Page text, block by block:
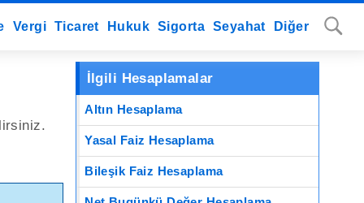
İlgili Hesaplamalar
Altın Hesaplama
Yasal Faiz Hesaplama
Bileşik Faiz Hesaplama
Vergi Ticaret Hukuk Sigorta Seyahat Diğer